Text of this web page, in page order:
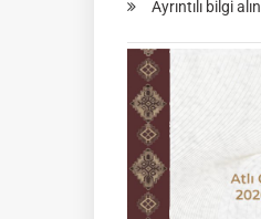
Ayrıntılı bilgi alın